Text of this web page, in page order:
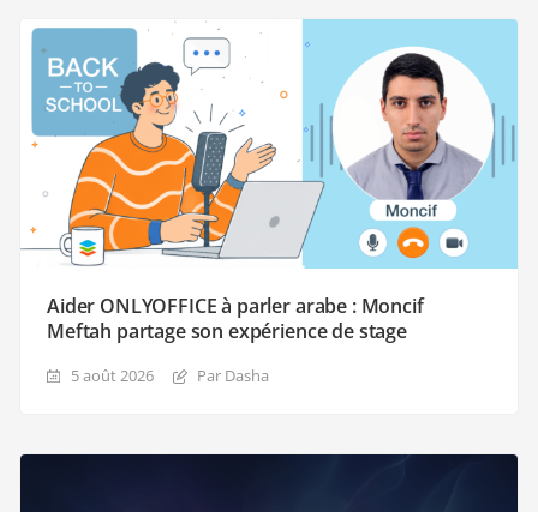
Aider ONLYOFFICE à parler arabe : Moncif
Meftah partage son expérience de stage
5 août 2026 Par Dasha